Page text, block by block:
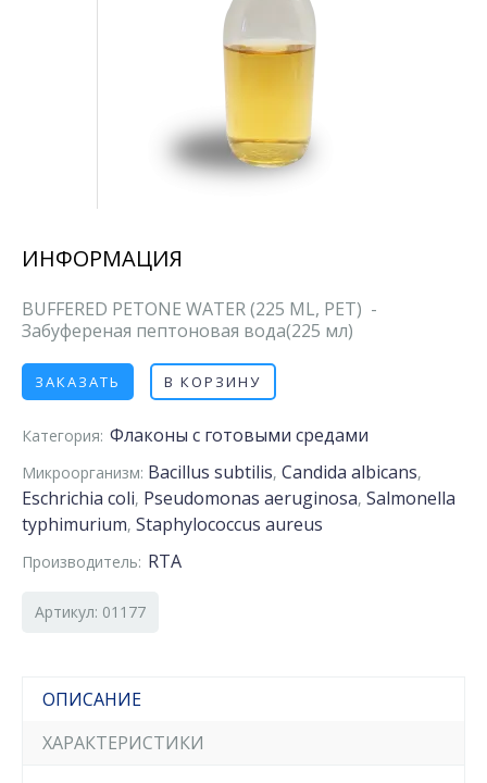
ИНФОРМАЦИЯ
BUFFERED PETONE WATER (225 ML, PET) -
Забуференая пептоновая вода(225 мл)
ЗАКАЗАТЬ В КОРЗИНУ
Категория: Флаконы с готовыми средами
Микроорганизм: Bacillus subtilis, Candida albicans,
Eschrichia coli, Pseudomonas aeruginosa, Salmonella
typhimurium, Staphylococcus aureus
Производитель: RTA
Артикул: 01177
ОПИСАНИЕ
ХАРАКТЕРИСТИКИ